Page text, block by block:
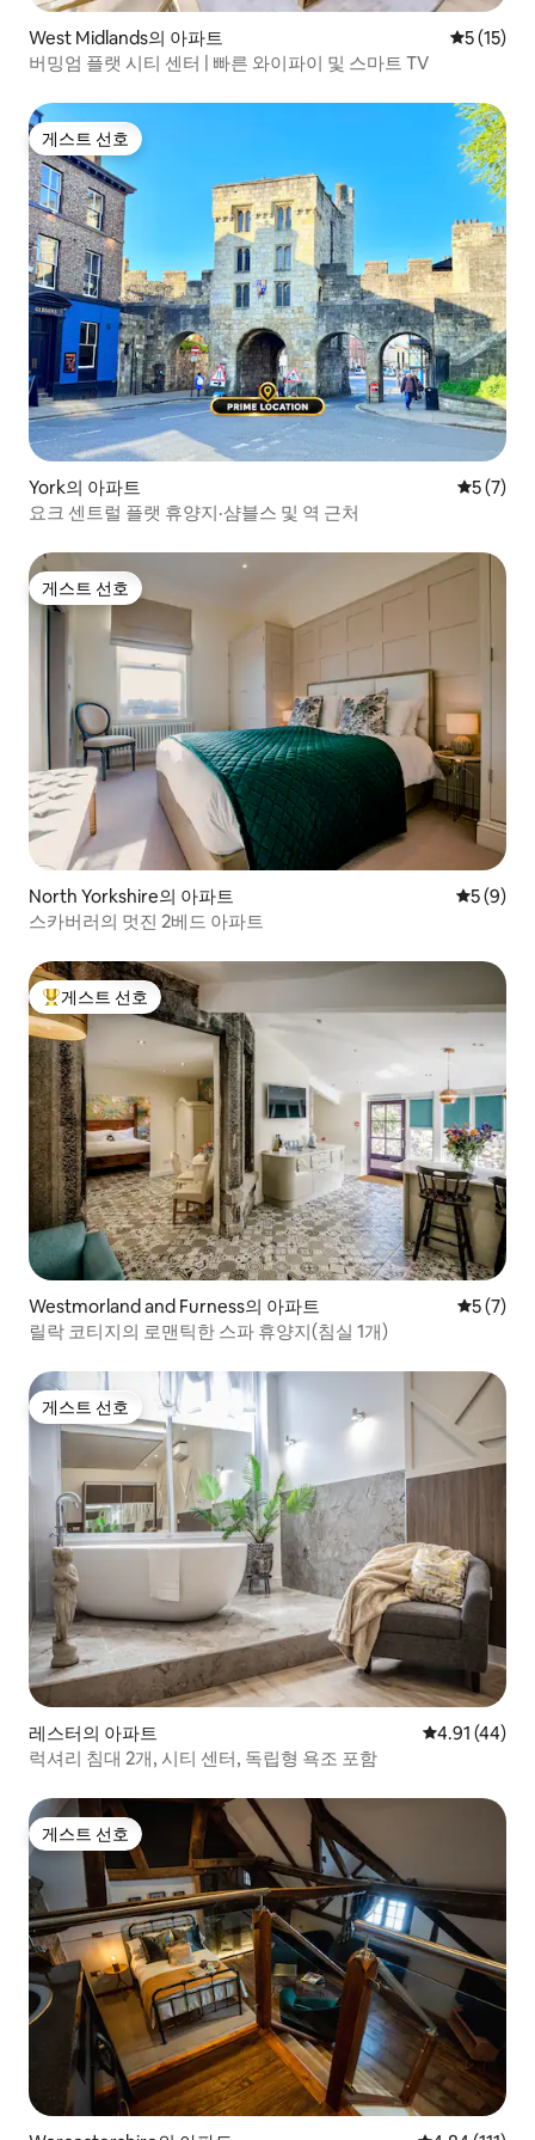
West Midlands의 아파트 평점 5점
5 (15)
버밍엄 플랫 시티 센터 | 빠른 와이파이 및 스마트 TV
게스트 선호
게스트 선호
York의 아파트 평점 5점
5 (7)
요크 센트럴 플랫 휴양지·샴블스 및 역 근처
게스트 선호
게스트 선호
North Yorkshire의 아파트 평점 5점
5 (9)
스카버러의 멋진 2베드 아파트
상위 게스트 선호
게스트 선호
Westmorland and Furness의 아파트 평점 5점
5 (7)
릴락 코티지의 로맨틱한 스파 휴양지(침실 1개)
게스트 선호
게스트 선호
레스터의 아파트 평점 4.91점
4.91 (44)
럭셔리 침대 2개, 시티 센터, 독립형 욕조 포함
게스트 선호
게스트 선호